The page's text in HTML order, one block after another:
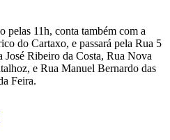
pelas 11h, conta também com a
do Cartaxo, e passará pela Rua 5
Ribeiro da Costa, Rua Nova
e Rua Manuel Bernardo das
Feira.